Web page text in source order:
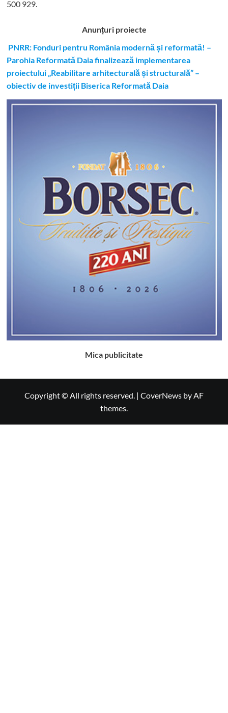
500 929.
Anunțuri proiecte
PNRR: Fonduri pentru România modernă și reformată! –
Parohia Reformată Daia finalizează implementarea
proiectului „Reabilitare arhitecturală și structurală” –
obiectiv de investiții Biserica Reformată Daia
Mica publicitate
Copyright © All rights reserved. | CoverNews by AF
themes.